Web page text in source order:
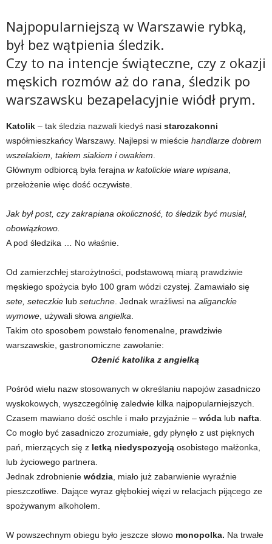
Najpopularniejszą w Warszawie rybką,
był bez wątpienia śledzik.
Czy to na intencje świąteczne, czy z okazji
męskich rozmów aż do rana, śledzik po
warszawsku bezapelacyjnie wiódł prym.
Katolik – tak śledzia nazwali kiedyś nasi starozakonni
współmieszkańcy Warszawy. Najlepsi w mieście handlarze dobrem
wszelakiem, takiem siakiem i owakiem.
Głównym odbiorcą była ferajna w katolickie wiare wpisana,
przełożenie więc dość oczywiste.
Jak był post, czy zakrapiana okoliczność, to śledzik być musiał,
obowiązkowo.
A pod śledzika … No właśnie.
Od zamierzchłej starożytności, podstawową miarą prawdziwie
męskiego spożycia było 100 gram wódzi czystej. Zamawiało się
sete, seteczkie lub setuchne. Jednak wrażliwsi na aliganckie
wymowe, używali słowa angielka.
Takim oto sposobem powstało fenomenalne, prawdziwie
warszawskie, gastronomiczne zawołanie:
Ożenić katolika z angielką
Pośród wielu nazw stosowanych w określaniu napojów zasadniczo
wyskokowych, wyszczególnię zaledwie kilka najpopularniejszych.
Czasem mawiano dość oschle i mało przyjaźnie – wóda lub nafta.
Co mogło być zasadniczo zrozumiałe, gdy płynęło z ust pięknych
pań, mierzących się z letką niedyspozycją osobistego małżonka,
lub życiowego partnera.
Jednak zdrobnienie wódzia, miało już zabarwienie wyraźnie
pieszczotliwe. Dające wyraz głębokiej więzi w relacjach pijącego ze
spożywanym alkoholem.
W powszechnym obiegu było jeszcze słowo monopolka. Na trwałe